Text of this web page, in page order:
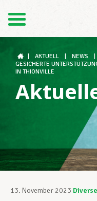
Der LCGB
AKTUELL NEWS
GESICHERTE
IN THIONVILLE
13. November 2023